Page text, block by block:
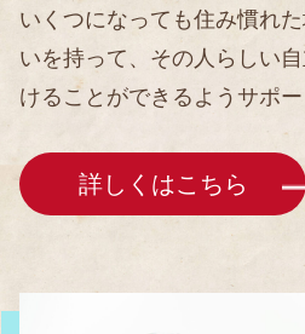
いくつになっても住み慣れ
いを持って、その人らしい
けることができるようサポー
詳しくはこちら